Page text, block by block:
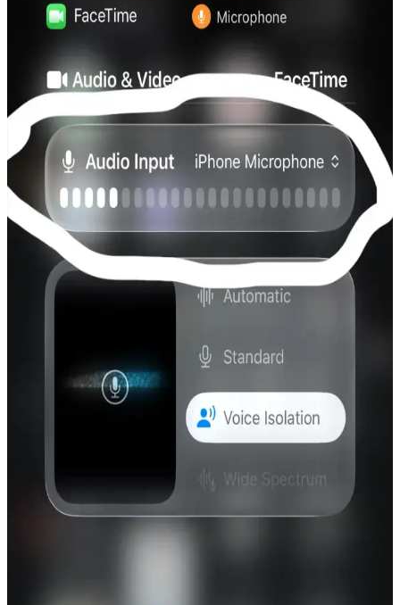
Guess Kulak Üstü Bluetooth Kulaklık İncelemesi:
Tasarım, Ses Kalitesi ve Kullanım Özellikleri
Guess kulak üstü Bluetooth kulaklık, şık tasarımı, yüksek ses kalitesi
ve ergonomik yapısıyla öne çıkar. Bluetooth 5.3 ve Type-C şarj ile
kullanımı kolay, konforlu ve dayanıklı bu model, müzik tutkunları
için ideal bir seçimdir.
Class Marka Çok Fonksiyonlu Oto Teyp Çevirici
Bluetooth ve MP3 Özellikleriyle
Class markasının araç içi multimedya cihazı Bluetooth, MP3,
mikrofon ve çeşitli bağlantı seçenekleriyle modern sürücüler için
ideal bir çözüm sunar.
Schulzz Orico Bluetooth 5.0 Mini 3.5mm Dongle ile
Kablosuz Bağlantı Çözümünde Yeni Dönem
kolaylığı sağlar ve çoklu cihaz uyumu ile modern iletişim
ihtiyaçlarını karşılar.
JLab'in Abartılı Boyuttaki Bluetooth
Hoparlörlerinin Tasarımı ve Kamu Alanlarındaki
JLab'in boyun etrafına takılan büyük Bluetooth hoparlörleri, müziği
çevreye yayarak yeni bir deneyim sunuyor. Ancak kamu alanlarında
kullanımı sosyal ve sağlık açısından tartışmalara yol açıyor.
Govee'nin Yeni Vintage Akıllı Ampulleri ve Matter